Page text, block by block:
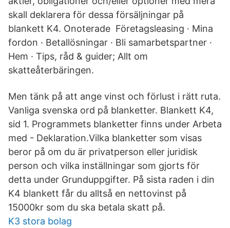
skall deklarera för dessa försäljningar på
blankett K4. Onoterade Företagsleasing · Mina
fordon · Betallösningar · Bli samarbetspartner ·
Hem · Tips, råd & guider; Allt om
skatteåterbäringen.
Men tänk på att ange vinst och förlust i rätt ruta.
Vanliga svenska ord på blanketter. Blankett K4,
sid 1. Programmets blanketter finns under Arbeta
med - Deklaration.Vilka blanketter som visas
beror på om du är privatperson eller juridisk
person och vilka inställningar som gjorts för
detta under Grunduppgifter. På sista raden i din
K4 blankett får du alltså en nettovinst på
15000kr som du ska betala skatt på.
K3 stora bolag